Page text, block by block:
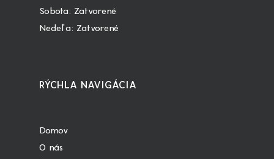
Sobota: Zatvorené
Nedeľa: Zatvorené
RÝCHLA NAVIGÁCIA
Domov
O nás